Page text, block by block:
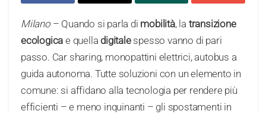
Milano– Quando si parla di mobilità, la transizione
ecologica e quella digitalespesso vanno di pari
passo. Car sharing, monopattini elettrici, autobus a
guida autonoma. Tutte soluzioni con un elemento in
comune: si affidano alla tecnologia per rendere più
efficienti – e meno inquinanti – gli spostamenti in